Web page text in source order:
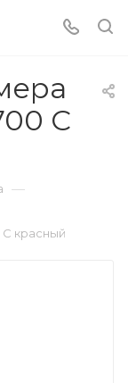
C
—
красный